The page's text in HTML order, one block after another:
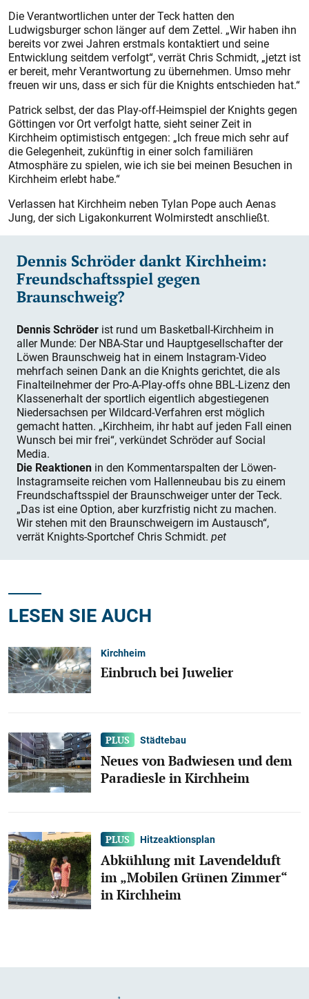
Die Verantwortlichen unter der Teck hatten den
Ludwigsburger schon länger auf dem Zettel. „Wir haben ihn
bereits vor zwei Jahren erstmals kontaktiert und seine
Entwicklung seitdem verfolgt“, verrät Chris Schmidt, „jetzt ist
er bereit, mehr Verantwortung zu übernehmen. Umso mehr
freuen wir uns, dass er sich für die Knights entschieden hat.“
Patrick selbst, der das Play-off-Heimspiel der Knights gegen
Göttingen vor Ort verfolgt hatte, sieht seiner Zeit in
Kirchheim optimistisch entgegen: „Ich freue mich sehr auf
die Gelegenheit, zukünftig in einer solch familiären
Atmosphäre zu spielen, wie ich sie bei meinen Besuchen in
Kirchheim erlebt habe.“
Verlassen hat Kirchheim neben Tylan Pope auch Aenas
Jung, der sich Ligakonkurrent Wolmirstedt anschließt.
Dennis Schröder dankt Kirchheim:
Freundschaftsspiel gegen
Braunschweig?
Dennis Schröder ist rund um Basketball-Kirchheim in
aller Munde: Der NBA-Star und Hauptgesellschafter der
Löwen Braunschweig hat in einem Instagram-Video
mehrfach seinen Dank an die Knights gerichtet, die als
Finalteilnehmer der Pro-A-Play-offs ohne BBL-Lizenz den
Klassenerhalt der sportlich eigentlich abgestiegenen
Niedersachsen per Wildcard-Verfahren erst möglich
gemacht hatten. „Kirchheim, ihr habt auf jeden Fall einen
Wunsch bei mir frei“, verkündet Schröder auf Social
Media.
Die Reaktionen in den Kommentarspalten der Löwen-
Instagramseite reichen vom Hallenneubau bis zu einem
Freundschaftsspiel der Braunschweiger unter der Teck.
„Das ist eine Option, aber kurzfristig nicht zu machen.
Wir stehen mit den Braunschweigern im Austausch“,
verrät Knights-Sportchef Chris Schmidt. pet
LESEN SIE AUCH
Kirchheim
Einbruch bei Juwelier
Städtebau
Neues von Badwiesen und dem
Paradiesle in Kirchheim
Hitzeaktionsplan
Abkühlung mit Lavendelduft
im „Mobilen Grünen Zimmer“
in Kirchheim